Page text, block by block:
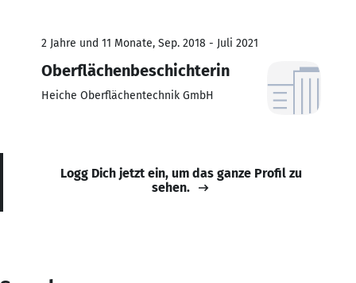
2 Jahre und 11 Monate, Sep. 2018 - Juli 2021
Oberflächenbeschichterin
Heiche Oberflächentechnik GmbH
Logg Dich jetzt ein, um das ganze Profil zu
sehen.